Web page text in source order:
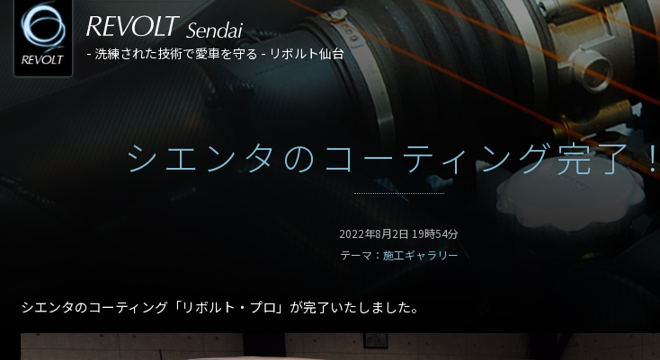
- 洗練された技術で愛車を守る - リボルト仙台
シエンタのコーティング完了！
2022年8月2日 19時54分
テーマ： 施工ギャラリー
シエンタのコーティング「リボルト・プロ」が完了いたしました。